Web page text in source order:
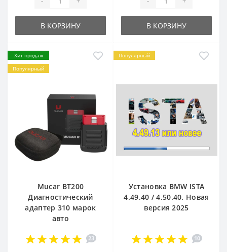
В КОРЗИНУ В КОРЗИНУ
Хит продаж
Популярный
Mucar BT200
Диагностический
адаптер 310 марок
авто
23
Популярный
Установка BMW ISTA
4.49.40 / 4.50.40. Новая
версия 2025
10